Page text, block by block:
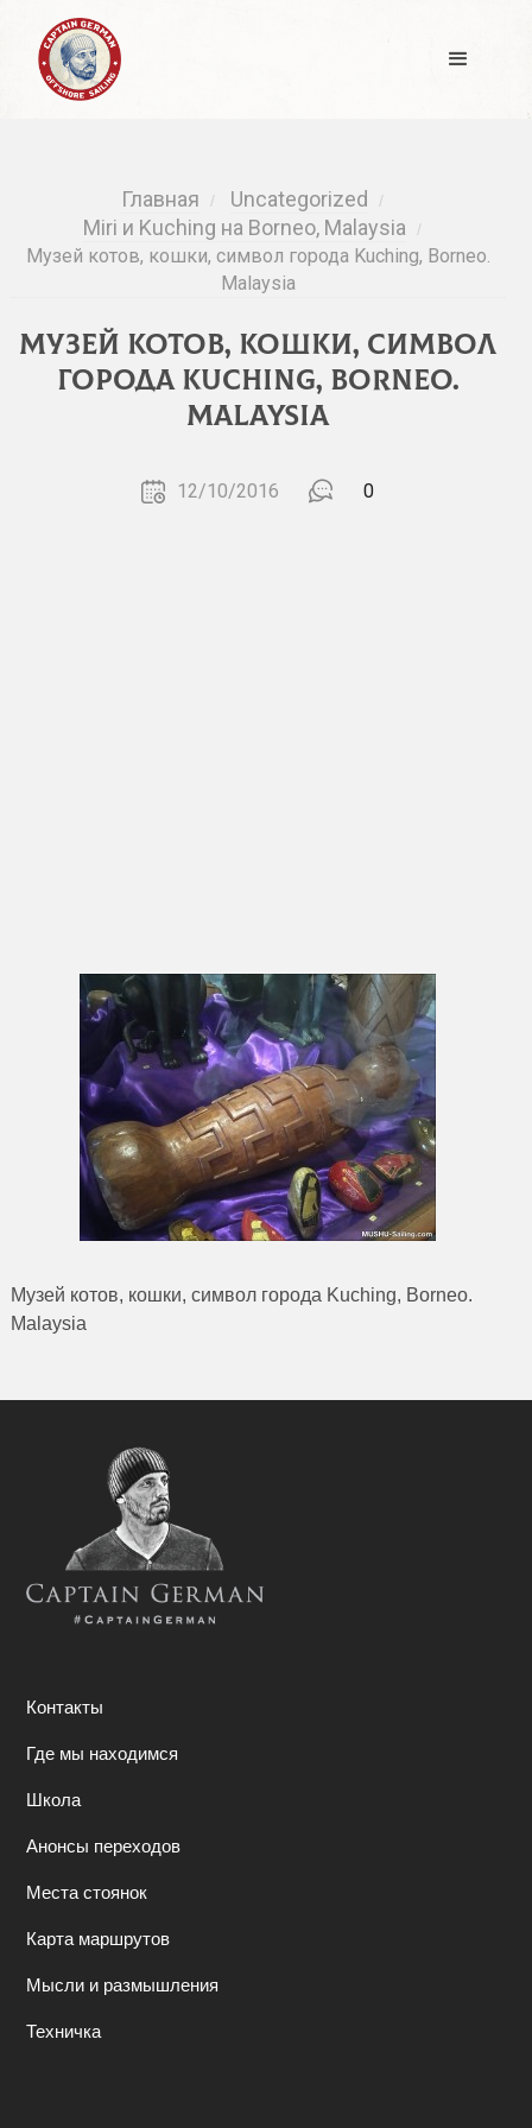
Главная / Uncategorized /
Miri и Kuching на Borneo, Malaysia /
Музей котов, кошки, символ города Kuching, Borneo.
Malaysia
Музей котов, кошки, символ
города Kuching, Borneo.
Malaysia
12/10/2016 0
Музей котов, кошки, символ города Kuching, Borneo.
Malaysia
Контакты
Где мы находимся
Школа
Анонсы переходов
Места стоянок
Карта маршрутов
Мысли и размышления
Техничка